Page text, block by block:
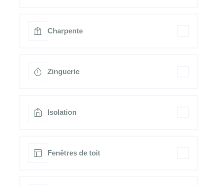
Charpente
Zinguerie
Isolation
Fenêtres de toit